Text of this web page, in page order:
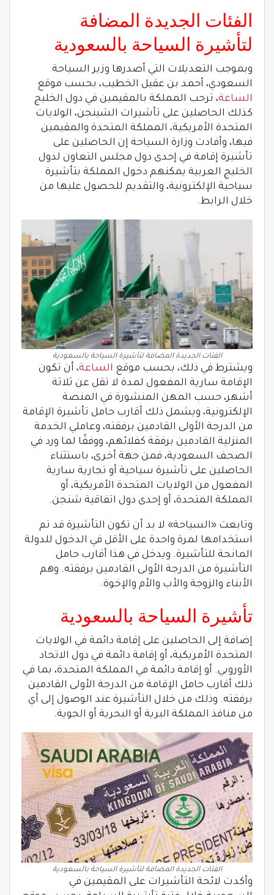
الفئات الجديدة المضافة
لتأشيرة السياحة بالسعودية
وبموجب التعديلات التي أصدرها وزير السياحة
السعودي، أحمد بن عقيل الخطيب، بحسب موقع
الساعة، ترحب المملكة بالمقيمين في دول الخليج
كذلك الحاصلين على تأشيرات الشينجن، الولايات
المتحدة الأمريكية، المملكة المتحدة والمقيمين
فيها، وأفادت وزارة السياحة إن الحاصلين على
تأشيرة إقامة في إحدى دول مجلس التعاون لدول
الخليج العربية يمكنهم دخول المملكة بتأشيرة
سياحية الإلكترونية، والتقديم للحصول عليها من
خلال الرابط.
الفئات الجديدة المضافة لتأشيرة السياحة بالسعودية
ويشترط في ذلك، بحسب موقع الساعة، أن تكون
الإقامة سارية المفعول لمدة لا تقل عن ثلاثة
أشهر، حسب المهن المنشورة في المنصة
الإلكترونية، ويشمل ذلك أقارب حامل تأشيرة الإقامة
من الدرجة الأولى القادمين برفقته، وعاملي الخدمة
المنزلية القادمين برفقة كفلائهم، ووفقًا لما ورد في
الصحف السعودية، فمن جهة أخرى، باستثناء
الحاصلين على تأشيرة سياحية أو تجارية سارية
المفعول من الولايات المتحدة الأمريكية، أو
المملكة المتحدة، أو إحدى دول اتفاقية شنجن.
وتابعت «السياحة» لا بد أن تكون التأشيرة قد تم
استخدامها لمرة واحدة على الأقل في الدخول للدولة
المانحة للتأشيرة. ويدخل في هذا أقارب حامل
التأشيرة من الدرجة الأولى القادمين برفقته. وهم
الأبناء والزوجة والأب والأم والإخوة.
تأشيرة السياحة بالسعودية
إضافة إلى الحاصلين على إقامة دائمة في الولايات
المتحدة الأمريكية، أو إقامة دائمة في دول الاتحاد
الأوروبي. أو إقامة دائمة في المملكة المتحدة، بما في
ذلك أقارب حامل الإقامة من الدرجة الأولى القادمين
برفقته. وذلك من خلال التأشيرة عند الوصول إلى أي
من منافذ المملكة البرية أو البحرية أو الجوية.
الفئات الجديدة المضافة لتأشيرة السياحة بالسعودية
وأكدت لائحة التأشيرات على المقيمين في